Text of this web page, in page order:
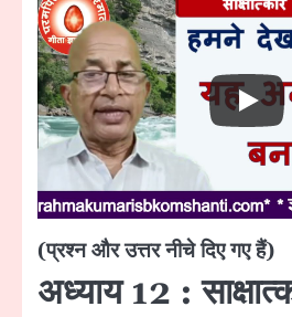
(प्रश्न और उत्तर नीचे दिए गए हैं)
अध्याय 12 :